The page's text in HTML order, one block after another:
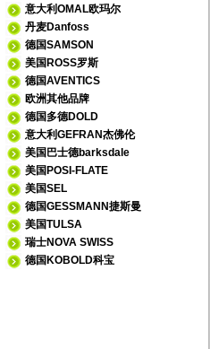
意大利OMAL欧玛尔
丹麦Danfoss
德国SAMSON
美国ROSS罗斯
德国AVENTICS
欧洲其他品牌
德国多德DOLD
意大利GEFRAN杰佛伦
美国巴士德barksdale
美国POSI-FLATE
美国SEL
德国GESSMANN捷斯曼
美国TULSA
瑞士NOVA SWISS
德国KOBOLD科宝